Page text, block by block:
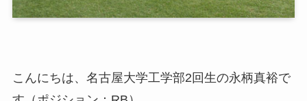
こんにちは、名古屋大学工学部2回生の永柄真裕で